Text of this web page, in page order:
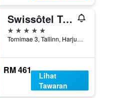
Swissôtel Tallinn
5 bintang
Tornimae 3, Tallinn, Harjumaa, Estonia
RM 461
Lihat
Tawaran